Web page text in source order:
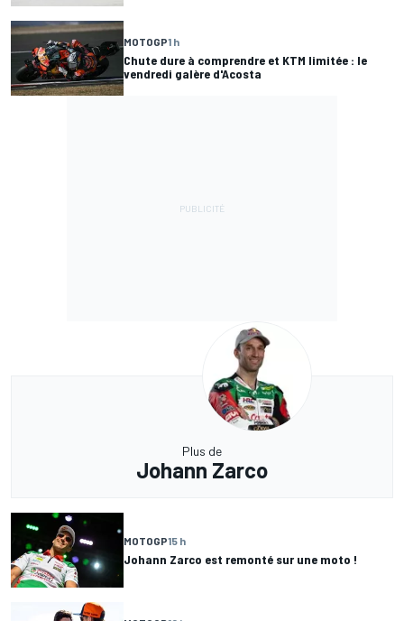
MOTOGP1 h
Chute dure à comprendre et KTM limitée : le
vendredi galère d'Acosta
Plus de
Johann Zarco
MOTOGP15 h
Johann Zarco est remonté sur une moto !